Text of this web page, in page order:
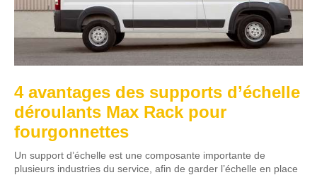
4 avantages des supports d’échelle
déroulants Max Rack pour
fourgonnettes
Un support d’échelle est une composante importante de
plusieurs industries du service, afin de garder l’échelle en place